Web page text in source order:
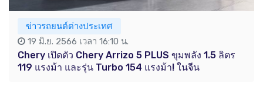
ข่าวรถยนต์ต่างประเทศ
19 มิ.ย. 2566 เวลา 16:10 น.
Chery เปิดตัว Chery Arrizo 5 PLUS ขุมพลัง 1.5 ลิตร
119 แรงม้า และรุ่น Turbo 154 แรงม้า! ในจีน